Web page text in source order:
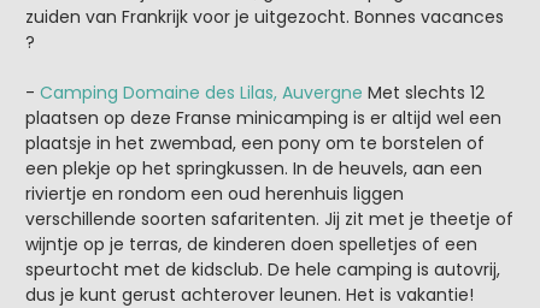
zuiden van Frankrijk voor je uitgezocht. Bonnes vacances
?
- Camping Domaine des Lilas, Auvergne Met slechts 12
plaatsen op deze Franse minicamping is er altijd wel een
plaatsje in het zwembad, een pony om te borstelen of
een plekje op het springkussen. In de heuvels, aan een
riviertje en rondom een oud herenhuis liggen
verschillende soorten safaritenten. Jij zit met je theetje of
wijntje op je terras, de kinderen doen spelletjes of een
speurtocht met de kidsclub. De hele camping is autovrij,
dus je kunt gerust achterover leunen. Het is vakantie!